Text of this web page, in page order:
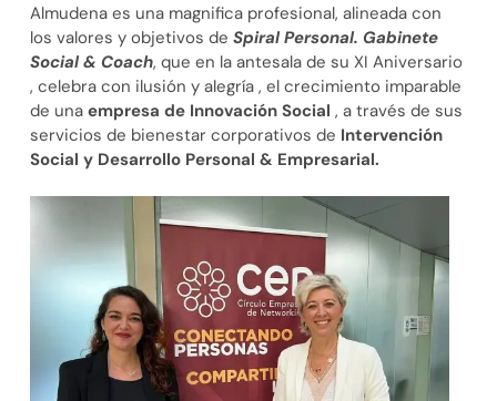
Almudena es una magnifica profesional, alineada con
los valores y objetivos de Spiral Personal. Gabinete
Social & Coach, que en la antesala de su XI Aniversario
, celebra con ilusión y alegría , el crecimiento imparable
de unaempresa de Innovación Social , a través de sus
servicios de bienestar corporativos de Intervención
Social y Desarrollo Personal & Empresarial.